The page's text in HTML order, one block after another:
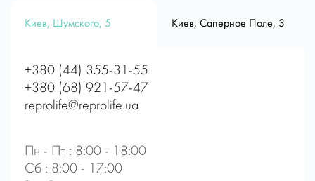
Киев, Шумского, 5 Киев, Саперное Поле, 3
+380 (44) 355-31-55
+380 (68) 921-57-47
reprolife@reprolife.ua
Пн - Пт : 8:00 - 18:00
Сб : 8:00 - 17:00